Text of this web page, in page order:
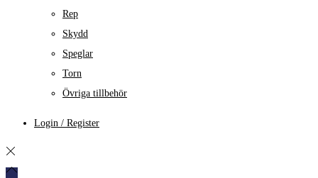
Rep
Skydd
Speglar
Torn
Övriga tillbehör
Login / Register